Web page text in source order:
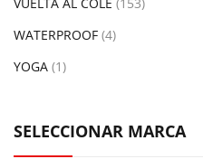
WATERPROOF (4)
YOGA (1)
SELECCIONAR MARCA